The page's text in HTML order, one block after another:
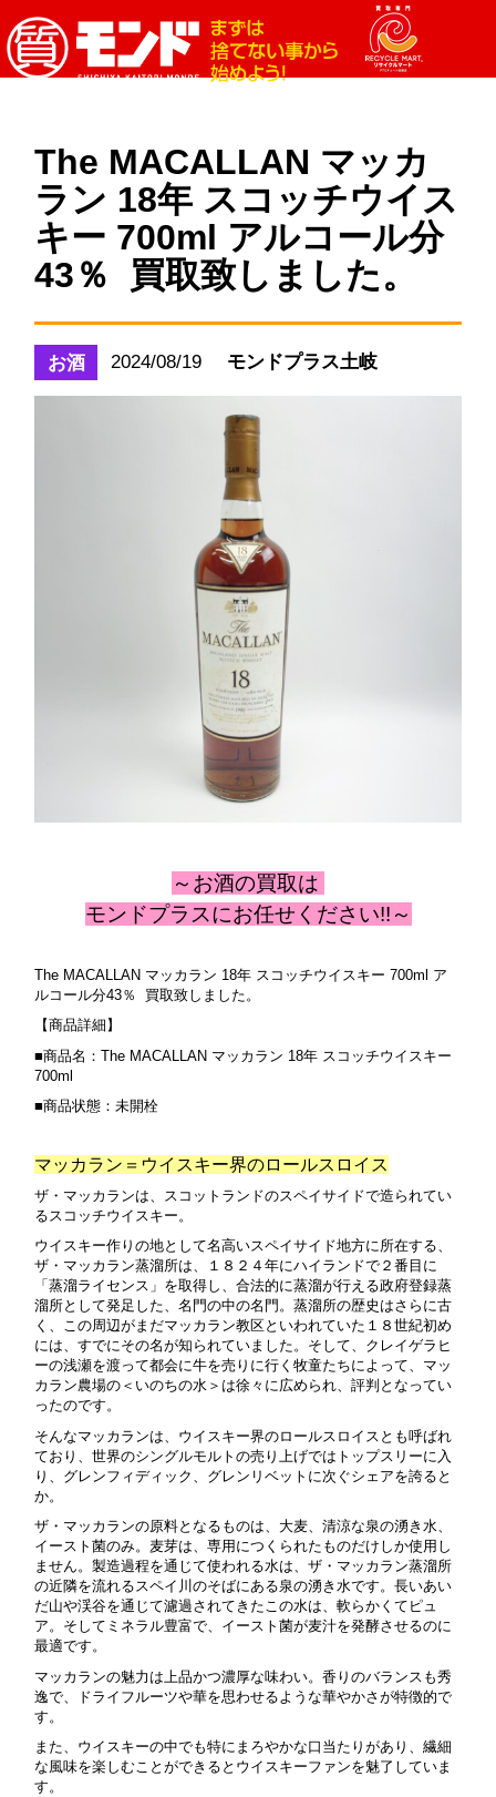
The MACALLAN マッカ
ラン 18年 スコッチウイス
キー 700ml アルコール分
43％ 買取致しました。
お酒 2024/08/19 モンドプラス土岐
～お酒の買取は
モンドプラスにお任せください!!～
The MACALLAN マッカラン 18年 スコッチウイスキー 700ml ア
ルコール分43％ 買取致しました。
【商品詳細】
■商品名：The MACALLAN マッカラン 18年 スコッチウイスキー
700ml
■商品状態：未開栓
マッカラン＝ウイスキー界のロールスロイス
ザ・マッカランは、スコットランドのスペイサイドで造られてい
るスコッチウイスキー。
ウイスキー作りの地として名高いスペイサイド地方に所在する、
ザ・マッカラン蒸溜所は、１８２４年にハイランドで２番目に
「蒸溜ライセンス」を取得し、合法的に蒸溜が行える政府登録蒸
溜所として発足した、名門の中の名門。蒸溜所の歴史はさらに古
く、この周辺がまだマッカラン教区といわれていた１８世紀初め
には、すでにその名が知られていました。そして、クレイゲラヒ
ーの浅瀬を渡って都会に牛を売りに行く牧童たちによって、マッ
カラン農場の＜いのちの水＞は徐々に広められ、評判となってい
ったのです。
そんなマッカランは、ウイスキー界のロールスロイスとも呼ばれ
ており、世界のシングルモルトの売り上げではトップスリーに入
り、グレンフィディック、グレンリベットに次ぐシェアを誇ると
か。
ザ・マッカランの原料となるものは、大麦、清涼な泉の湧き水、
イースト菌のみ。麦芽は、専用につくられたものだけしか使用し
ません。製造過程を通じて使われる水は、ザ・マッカラン蒸溜所
の近隣を流れるスペイ川のそばにある泉の湧き水です。長いあい
だ山や渓谷を通じて濾過されてきたこの水は、軟らかくてピュ
ア。そしてミネラル豊富で、イースト菌が麦汁を発酵させるのに
最適です。
マッカランの魅力は上品かつ濃厚な味わい。香りのバランスも秀
逸で、ドライフルーツや華を思わせるような華やかさが特徴的で
す。
また、ウイスキーの中でも特にまろやかな口当たりがあり、繊細
な風味を楽しむことができるとウイスキーファンを魅了していま
す。